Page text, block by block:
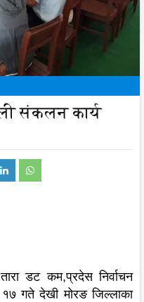
संकलन कार्य
डट कम,प्रदेस निर्वाचन
गते देखी मोरङ जिल्लाका